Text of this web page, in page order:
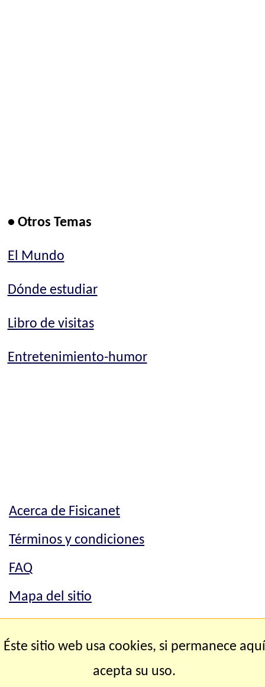
• Otros Temas
El Mundo
Dónde estudiar
Libro de visitas
Entretenimiento-humor
Acerca de Fisicanet
Términos y condiciones
FAQ
Mapa del sitio
Contacto
Éste sitio web usa cookies, si permanece aquí
acepta su uso.